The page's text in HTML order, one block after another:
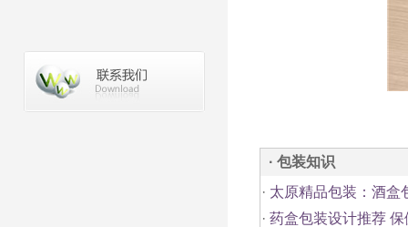
· 包装知识
· 太原精品包装：酒盒
· 药盒包装设计推荐